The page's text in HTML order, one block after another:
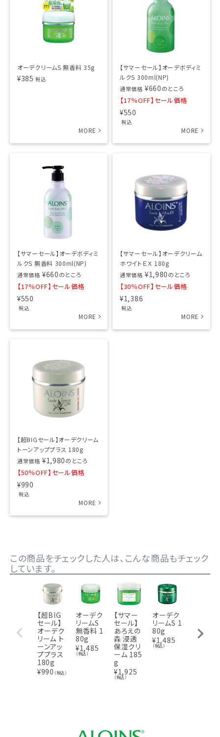
オーデクリームS 無香料 35g
¥385 税込
【サマーセール】オーデボディミ
ルクS 300ml(NP)
通常価格 ¥660のところ
【17％OFF】セール価格
¥550
税込
【サマーセール】オーデボディミ
ルクS 無香料 300ml(NP)
通常価格 ¥660のところ
【17％OFF】セール価格
¥550
税込
【サマーセール】オーデクリーム
ホワイトＥＸ 180g
通常価格 ¥1,980のところ
【30％OFF】セール価格
¥1,386
税込
【超BIGセール】オーデクリーム
トーンアッププラス 180g
通常価格 ¥1,980のところ
【50％OFF】セール価格
¥990
税込
この商品をチェックした人は、こんな商品もチェック
しています。
【超BIG
セール】
オーデク
リーム ト
ーンアッ
ププラス
180g
¥990 （税込）
オーデク
リームS
無香料 1
80g
¥1,485
（税込）
【サマー
セール】
あろえの
森 浸透
保湿クリ
ーム 185
g
¥1,925
（税込）
オーデク
リームS 1
80g
¥1,485
（税込）
ビトレス
キン ナイ